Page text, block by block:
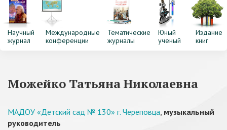
Научный
журнал
Международные
конференции
Тематические
журналы
Юный
ученый
Издание
книг
Можейко Татьяна Николаевна
МАДОУ «Детский сад № 130» г. Череповца, музыкальный
руководитель